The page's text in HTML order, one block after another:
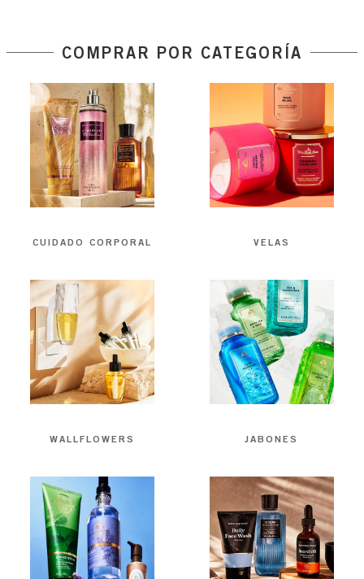
COMPRAR POR CATEGORÍA
CUIDADO CORPORAL VELAS
WALLFLOWERS JABONES